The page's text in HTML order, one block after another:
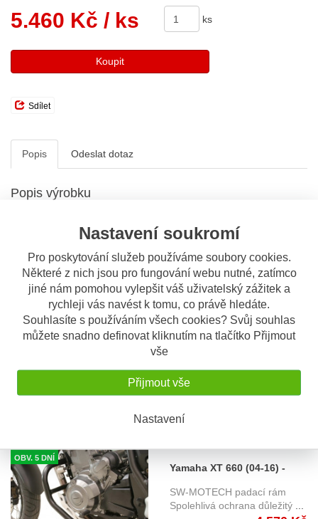
Nastavení soukromí
Pro poskytování služeb používáme soubory cookies.
Některé z nich jsou pro fungování webu nutné, zatímco
jiné nám pomohou vylepšit váš uživatelský zážitek a
rychleji vás navést k tomu, co právě hledáte.
Souhlasíte s používáním všech cookies? Svůj souhlas
můžete snadno definovat kliknutím na tlačítko Přijmout
vše
Přijmout vše
Nastavení
5.460 Kč / ks ks
Koupit
Sdílet
Popis Odeslat dotaz
Popis výrobku
Účinná ochrana podvozku proto odlétavajícím kamenům
Sitříbrný kartáčovaný hliník
V ceně:
Chránič motoru
Montážní materiál
Montážní návod
Ke stažení - montážní návod
OBV. 5 DNÍ
Yamaha XT 660 (04-16) -
padací rám SW-Motech
SBL.06.284.100
SW-MOTECH padací rám
Spolehlivá ochrana důležitý ...